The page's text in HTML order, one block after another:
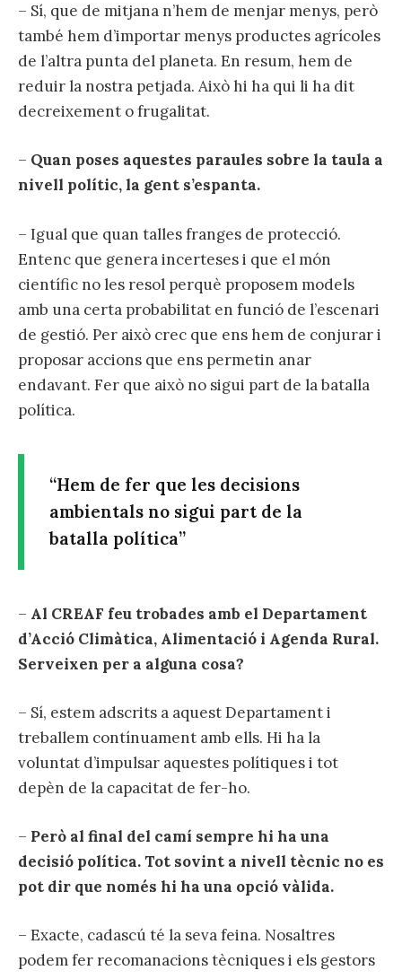
– Sí, que de mitjana n’hem de menjar menys, però
també hem d’importar menys productes agrícoles
de l’altra punta del planeta. En resum, hem de
reduir la nostra petjada. Això hi ha qui li ha dit
decreixement o frugalitat.
– Quan poses aquestes paraules sobre la taula a
nivell polític, la gent s’espanta.
– Igual que quan talles franges de protecció.
Entenc que genera incerteses i que el món
científic no les resol perquè proposem models
amb una certa probabilitat en funció de l’escenari
de gestió. Per això crec que ens hem de conjurar i
proposar accions que ens permetin anar
endavant. Fer que això no sigui part de la batalla
política.
“Hem de fer que les decisions
ambientals no sigui part de la
batalla política”
– Al CREAF feu trobades amb el Departament
d’Acció Climàtica, Alimentació i Agenda Rural.
Serveixen per a alguna cosa?
– Sí, estem adscrits a aquest Departament i
treballem contínuament amb ells. Hi ha la
voluntat d’impulsar aquestes polítiques i tot
depèn de la capacitat de fer-ho.
– Però al final del camí sempre hi ha una
decisió política. Tot sovint a nivell tècnic no es
pot dir que només hi ha una opció vàlida.
– Exacte, cadascú té la seva feina. Nosaltres
podem fer recomanacions tècniques i els gestors